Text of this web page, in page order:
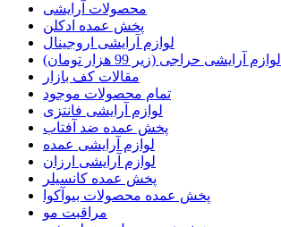
محصولات آرایشی
پخش عمده ادکلن
لوازم آرایشی اروجینال
لوازم آرایشی حراجی (زیر 99 هزار تومان)
مقالات کف بازار
تمام محصولات موجود
لوازم آرایشی فانتزی
پخش عمده ضد آفتاب
لوازم آرایشی عمده
لوازم آرایشی ارزان
پخش عمده کانسیلر
پخش عمده محصولات بیوآکوا
مراقبت مو